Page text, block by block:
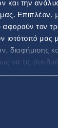
και την
Επιπλέον,
αφορούν τον
ιστότοπό μας
διαφήμισης
να τις
έχετε
αγοράς